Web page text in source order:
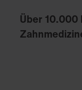
Über